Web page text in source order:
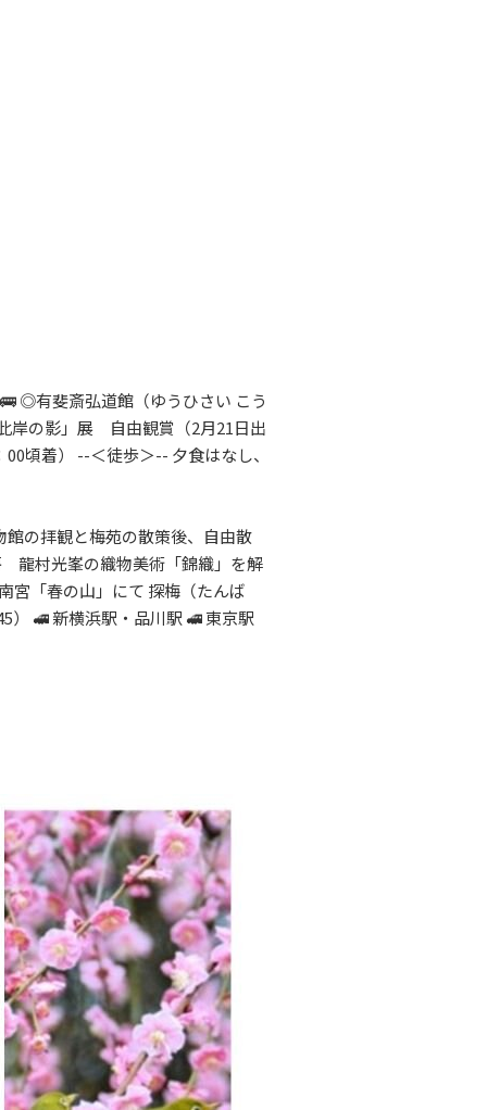
◎有斐斎弘道館（ゆうひさい こう
岸の影」展 自由観賞（2月21日出
頃着） --＜徒歩＞-- 夕食はなし、
の拝観と梅苑の散策後、自由散
龍村光峯の織物美術「錦織」を解
「春の山」にて 探梅（たんば
） 🚅 新横浜駅・品川駅 🚅 東京駅